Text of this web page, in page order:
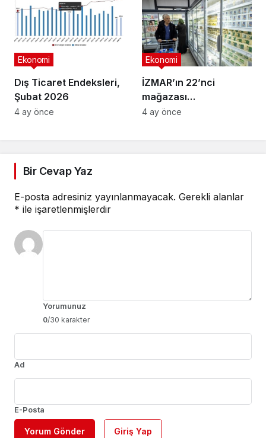
üretimine başladı
Dış Ticaret Endeksleri,
Şubat 2026
Ekonomi
4 ay önce
İZMAR’ın 22’nci
mağazası
Osmangazi’de açıldı
Ekonomi
4 ay önce
Bir Cevap Yaz
E-posta adresiniz yayınlanmayacak. Gerekli alanlar
* ile işaretlenmişlerdir
Yorumunuz
0/30 karakter
Ad
E-Posta
Yorum Gönder Giriş Yap